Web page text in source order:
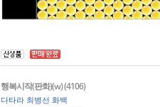
행복시작(판화)(w) (4106)
다타라 최병선 화백